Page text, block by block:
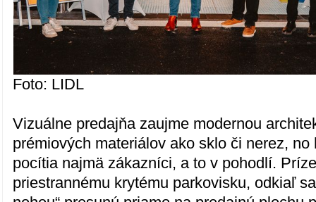
Foto: LIDL
Vizuálne predajňa zaujme modernou
prémiových materiálov ako sklo či nerez, no
pocítia najmä zákazníci, a to v pohodlí.
priestrannému krytému parkovisku, odkiaľ